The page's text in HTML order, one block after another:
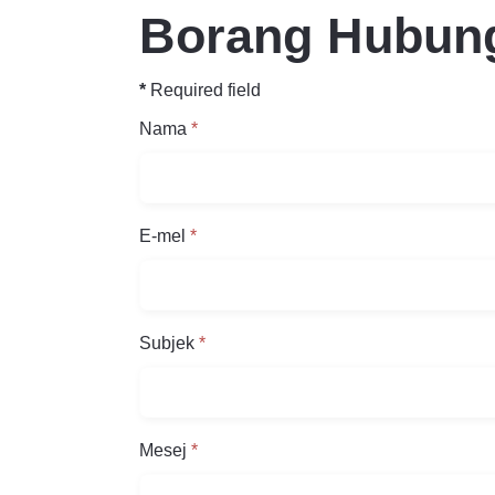
Borang
* Required field
Nama *
E-mel *
Subjek *
Mesej *